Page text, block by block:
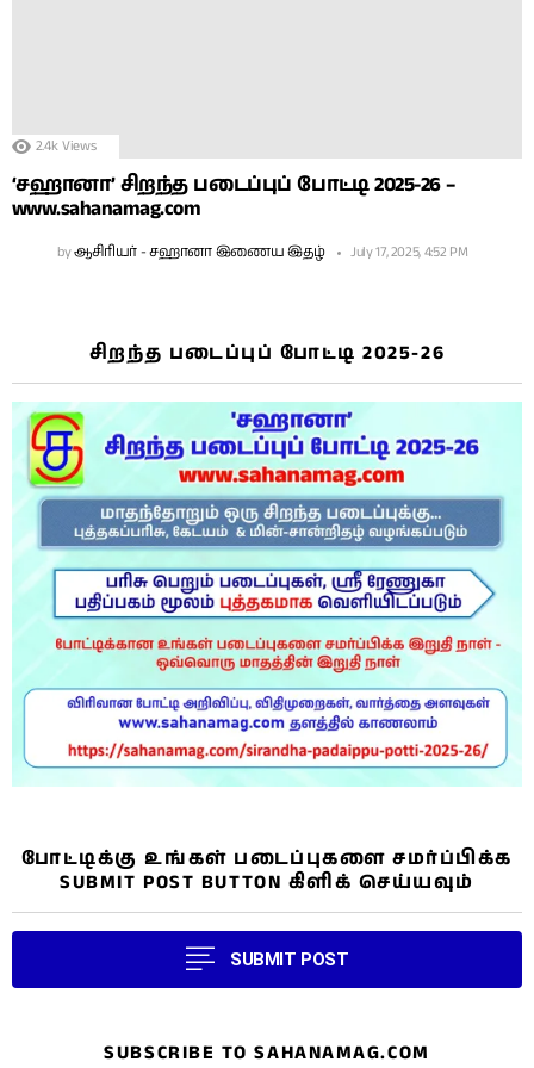
2.4k Views
‘சஹானா’ சிறந்த படைப்புப் போட்டி 2025-26 –
www.sahanamag.com
byஆசிரியர் - சஹானா இணைய இதழ் July 17, 2025, 4:52 PM
சிறந்த படைப்புப் போட்டி 2025-26
போட்டிக்கு உங்கள் படைப்புகளை சமர்ப்பிக்க
SUBMIT POST BUTTON கிளிக் செய்யவும்
SUBMIT POST
SUBSCRIBE TO SAHANAMAG.COM